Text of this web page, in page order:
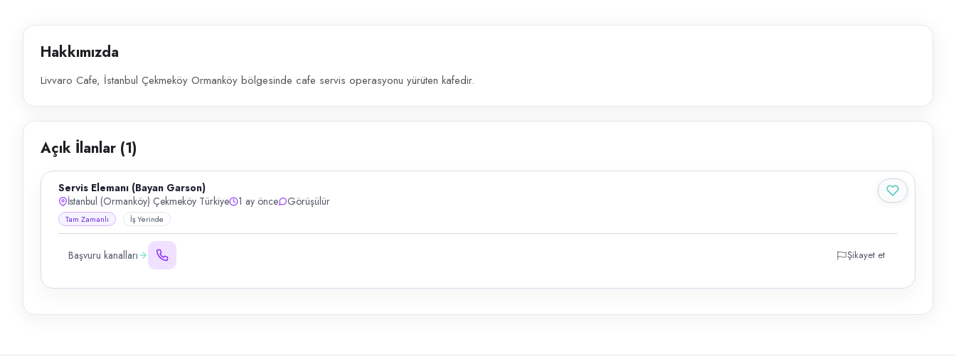
Hakkımızda
Livvaro Cafe, İstanbul Çekmeköy Ormanköy bölgesinde cafe servis operasyonu yürüten kafedir.
Açık İlanlar (1)
Servis Elemanı (Bayan Garson)
İstanbul (Ormanköy) Çekmeköy Türkiye
1 ay önce Görüşülür
Tam Zamanlı İş Yerinde
Başvuru kanalları Şikayet et